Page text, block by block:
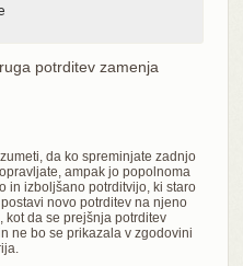
potrditev zamenja
da ko spreminjate zadnjo
ampak jo popolnoma
in izboljšano potrditvijo, ki staro
novo potrditev na njeno
kot da se prejšnja potrditev
ne bo se prikazala v zgodovini